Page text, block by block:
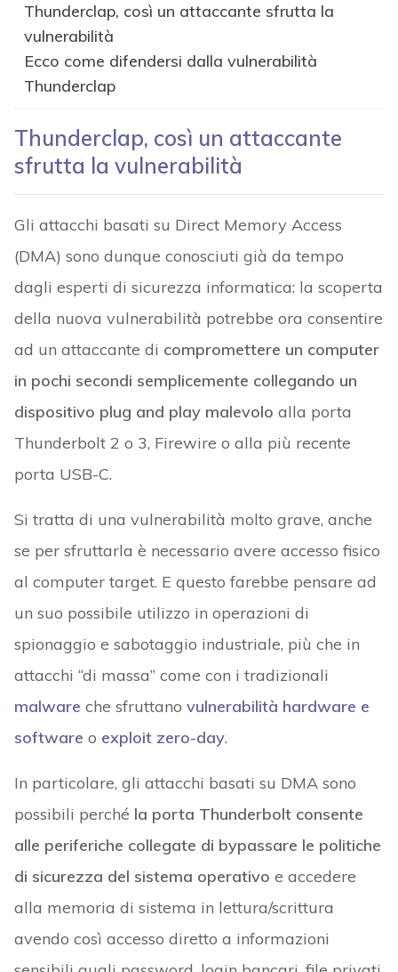
Thunderclap, così un attaccante sfrutta la
vulnerabilità
Ecco come difendersi dalla vulnerabilità
Thunderclap
Thunderclap, così un attaccante
sfrutta la vulnerabilità
Gli attacchi basati su Direct Memory Access
(DMA) sono dunque conosciuti già da tempo
dagli esperti di sicurezza informatica: la scoperta
della nuova vulnerabilità potrebbe ora consentire
ad un attaccante di compromettere un computer
in pochi secondi semplicemente collegando un
dispositivo plug and play malevolo alla porta
Thunderbolt 2 o 3, Firewire o alla più recente
porta USB-C.
Si tratta di una vulnerabilità molto grave, anche
se per sfruttarla è necessario avere accesso fisico
al computer target. E questo farebbe pensare ad
un suo possibile utilizzo in operazioni di
spionaggio e sabotaggio industriale, più che in
attacchi “di massa” come con i tradizionali
malware che sfruttano vulnerabilità hardware e
software o exploit zero-day.
In particolare, gli attacchi basati su DMA sono
possibili perché la porta Thunderbolt consente
alle periferiche collegate di bypassare le politiche
di sicurezza del sistema operativo e accedere
alla memoria di sistema in lettura/scrittura
avendo così accesso diretto a informazioni